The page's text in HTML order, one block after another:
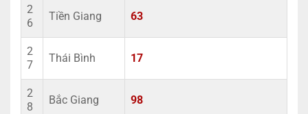
2
6
Tiền Giang 63
2
7
Thái Bình 17
2
8
Bắc Giang 98